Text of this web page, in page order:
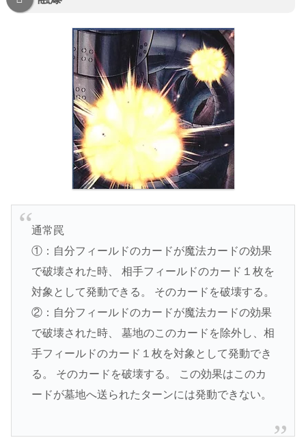
通常罠
①：自分フィールドのカードが魔法カードの効果
で破壊された時、 相手フィールドのカード１枚を
対象として発動できる。 そのカードを破壊する。
②：自分フィールドのカードが魔法カードの効果
で破壊された時、 墓地のこのカードを除外し、相
手フィールドのカード１枚を対象として発動でき
る。 そのカードを破壊する。 この効果はこのカ
ードが墓地へ送られたターンには発動できない。